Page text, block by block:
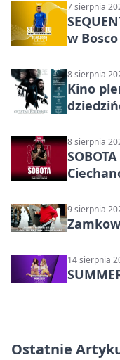
7 sierpnia
w Bosco
8 sierpnia
Kino
8 sierpnia
9 sierpnia
14 sierpnia
Ostatnie